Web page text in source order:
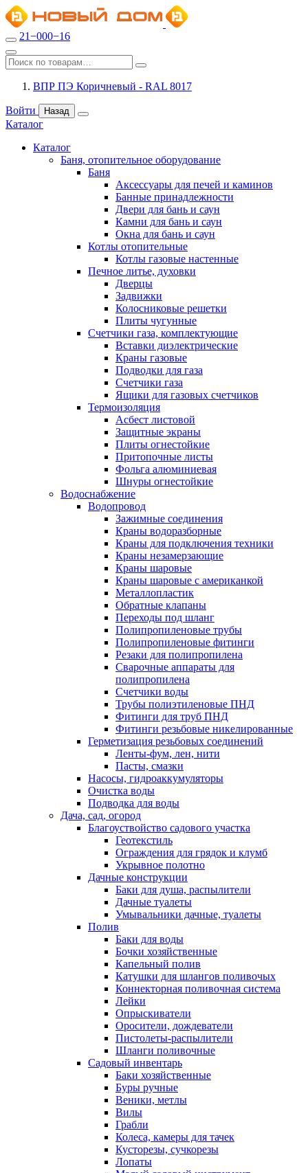
21−000−16
ВПР ПЭ Коричневый - RAL 8017
Войти Назад
Каталог
Каталог
Баня, отопительное оборудование
Баня
Аксессуары для печей и каминов
Банные принадлежности
Двери для бань и саун
Камни для бань и саун
Окна для бань и саун
Котлы отопительные
Котлы газовые настенные
Печное литье, духовки
Дверцы
Задвижки
Колосниковые решетки
Плиты чугунные
Счетчики газа, комплектующие
Вставки диэлектрические
Краны газовые
Подводки для газа
Счетчики газа
Ящики для газовых счетчиков
Термоизоляция
Асбест листовой
Защитные экраны
Плиты огнестойкие
Притопочные листы
Фольга алюминиевая
Шнуры огнестойкие
Водоснабжение
Водопровод
Зажимные соединения
Краны водоразборные
Краны для подключения техники
Краны незамерзающие
Краны шаровые
Краны шаровые с американкой
Металлопластик
Обратные клапаны
Переходы под шланг
Полипропиленовые трубы
Полипропиленовые фитинги
Резаки для полипропилена
Сварочные аппараты для
полипропилена
Счетчики воды
Трубы полиэтиленовые ПНД
Фитинги для труб ПНД
Фитинги резьбовые никелированные
Герметизация резьбовых соединений
Ленты-фум, лен, нити
Пасты, смазки
Насосы, гидроаккумуляторы
Очистка воды
Подводка для воды
Дача, сад, огород
Благоуствойство садового участка
Геотекстиль
Ограждения для грядок и клумб
Укрывное полотно
Дачные конструкции
Баки для душа, распылители
Дачные туалеты
Умывальники дачные, туалеты
Полив
Баки для воды
Бочки хозяйственные
Капельный полив
Катушки для шлангов поливочых
Коннекторная поливочная система
Лейки
Опрыскиватели
Оросители, дождеватели
Пистолеты-распылители
Шланги поливочные
Садовый инвентарь
Баки хозяйственные
Буры ручные
Веники, метлы
Вилы
Грабли
Колеса, камеры для тачек
Кусторезы, сучкорезы
Лопаты